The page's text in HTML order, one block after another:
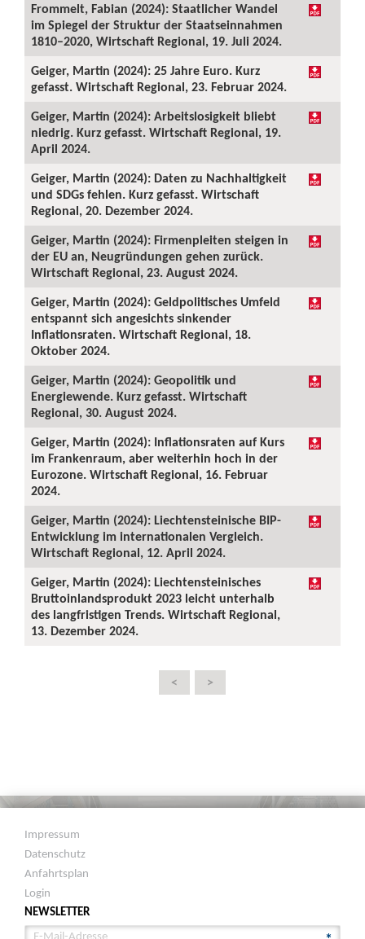
Frommelt, Fabian (2024): Staatlicher Wandel
im Spiegel der Struktur der Staatseinnahmen
1810–2020, Wirtschaft Regional, 19. Juli 2024.
Geiger, Martin (2024): 25 Jahre Euro. Kurz
gefasst. Wirtschaft Regional, 23. Februar 2024.
Geiger, Martin (2024): Arbeitslosigkeit bliebt
niedrig. Kurz gefasst. Wirtschaft Regional, 19.
April 2024.
Geiger, Martin (2024): Daten zu Nachhaltigkeit
und SDGs fehlen. Kurz gefasst. Wirtschaft
Regional, 20. Dezember 2024.
Geiger, Martin (2024): Firmenpleiten steigen in
der EU an, Neugründungen gehen zurück.
Wirtschaft Regional, 23. August 2024.
Geiger, Martin (2024): Geldpolitisches Umfeld
entspannt sich angesichts sinkender
Inflationsraten. Wirtschaft Regional, 18.
Oktober 2024.
Geiger, Martin (2024): Geopolitik und
Energiewende. Kurz gefasst. Wirtschaft
Regional, 30. August 2024.
Geiger, Martin (2024): Inflationsraten auf Kurs
im Frankenraum, aber weiterhin hoch in der
Eurozone. Wirtschaft Regional, 16. Februar
2024.
Geiger, Martin (2024): Liechtensteinische BIP-
Entwicklung im internationalen Vergleich.
Wirtschaft Regional, 12. April 2024.
Geiger, Martin (2024): Liechtensteinisches
Bruttoinlandsprodukt 2023 leicht unterhalb
des langfristigen Trends. Wirtschaft Regional,
13. Dezember 2024.
< >
Impressum
Datenschutz
Anfahrtsplan
Login
NEWSLETTER